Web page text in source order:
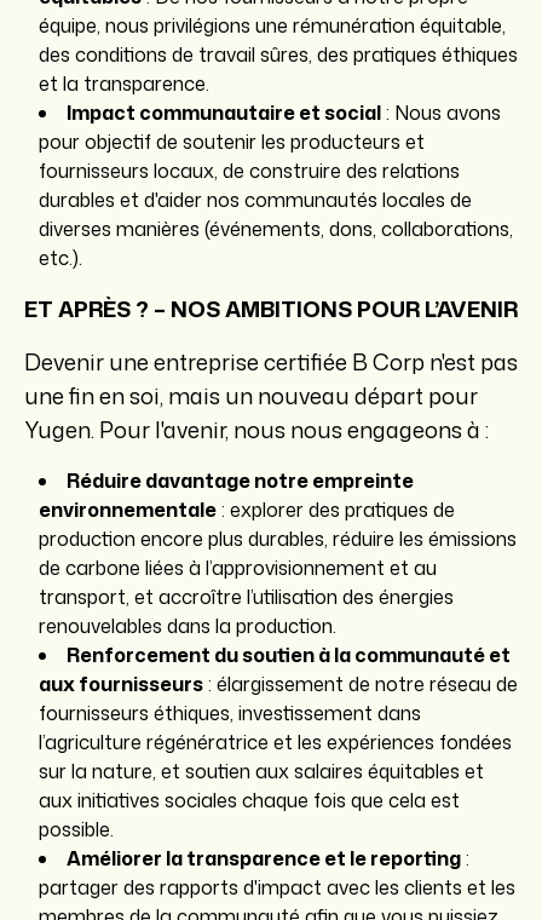
équipe, nous privilégions une rémunération équitable,
des conditions de travail sûres, des pratiques éthiques
et la transparence.
Impact communautaire et social: Nous avons
pour objectif de soutenir les producteurs et
fournisseurs locaux, de construire des relations
durables et d'aider nos communautés locales de
diverses manières (événements, dons, collaborations,
etc.).
ET APRÈS ? – NOS AMBITIONS POUR L’AVENIR
Devenir une entreprise certifiée B Corp n'est pas
une fin en soi, mais un nouveau départ pour
Yugen. Pour l'avenir, nous nous engageons à :
Réduire davantage notre empreinte
environnementale: explorer des pratiques de
production encore plus durables, réduire les émissions
de carbone liées à l’approvisionnement et au
transport, et accroître l’utilisation des énergies
renouvelables dans la production.
Renforcement du soutien à la communauté et
aux fournisseurs: élargissement de notre réseau de
fournisseurs éthiques, investissement dans
l’agriculture régénératrice et les expériences fondées
sur la nature, et soutien aux salaires équitables et
aux initiatives sociales chaque fois que cela est
possible.
Améliorer la transparence et le reporting:
partager des rapports d'impact avec les clients et les